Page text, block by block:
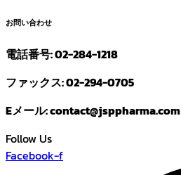
お問い合わせ
電話番号: 02-284-1218
ファックス: 02-294-0705
Eメール: contact@jsppharma.com
Follow Us
Facebook-f